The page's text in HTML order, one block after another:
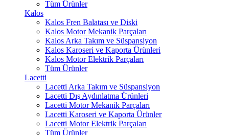
Tüm Ürünler
Kalos
Kalos Fren Balatası ve Diski
Kalos Motor Mekanik Parçaları
Kalos Arka Takım ve Süspansiyon
Kalos Karoseri ve Kaporta Ürünleri
Kalos Motor Elektrik Parçaları
Tüm Ürünler
Lacetti
Lacetti Arka Takım ve Süspansiyon
Lacetti Dış Aydınlatma Ürünleri
Lacetti Motor Mekanik Parçaları
Lacetti Karoseri ve Kaporta Ürünler
Lacetti Motor Elektrik Parçaları
Tüm Ürünler